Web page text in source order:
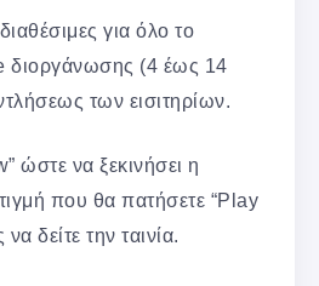
για όλο το
διοργάνωσης (4 έως 14
των εισιτηρίων.
ώστε να ξεκινήσει η
που θα πατήσετε “Play
δείτε την ταινία.